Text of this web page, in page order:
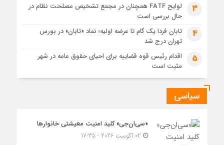
3
لوایح FATF همچنان در مجمع تشخیص مصلحت نظام در
حال بررسی است
4
تابان فردا یک گام تا عرضه اولیه؛ نماد «تابان» در بورس
تهران درج شد
5
اقدام رئیس قوه قضاییه برای احیای حقوق عامه در شهر
مثبت است
سیاسی
«سی‌ان‌جی» کلید امنیت معیشتی خانوارها